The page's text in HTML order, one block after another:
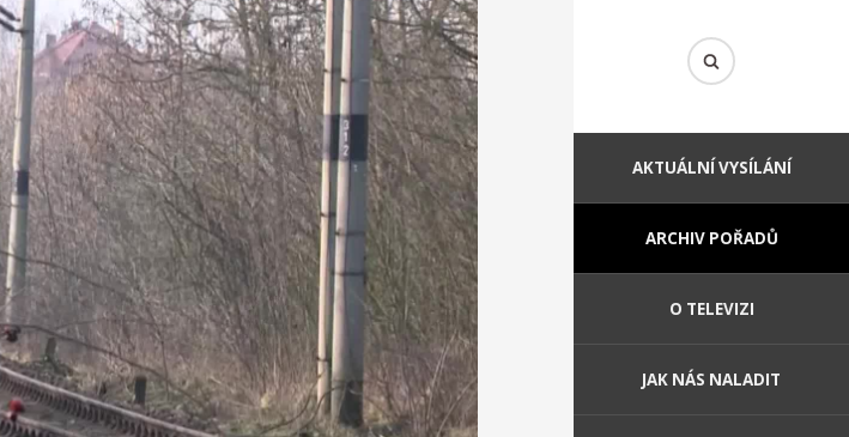
AKTUÁLNÍ VYSÍLÁNÍ
ARCHIV POŘADŮ
O TELEVIZI
JAK NÁS NALADIT